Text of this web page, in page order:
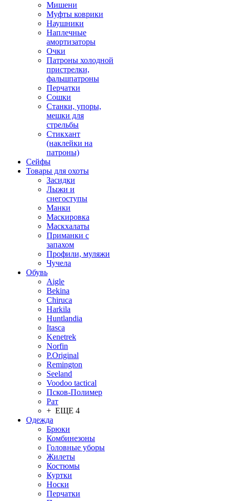
Мишени
Муфты коврики
Наушники
Наплечные
амортизаторы
Очки
Патроны холодной
пристрелки,
фальшпатроны
Перчатки
Сошки
Станки, упоры,
мешки для
стрельбы
Стикхант
(наклейки на
патроны)
Сейфы
Товары для охоты
Засидки
Лыжи и
снегоступы
Манки
Маскировка
Маскхалаты
Приманки с
запахом
Профили, муляжи
Чучела
Обувь
Aigle
Bekina
Chiruсa
Harkila
Huntlandia
Itasca
Kenetrek
Norfin
P.Original
Remington
Seeland
Voodoo tactical
Псков-Полимер
Рат
+ ЕЩЕ 4
Одежда
Брюки
Комбинезоны
Головные уборы
Жилеты
Костюмы
Куртки
Носки
Перчатки